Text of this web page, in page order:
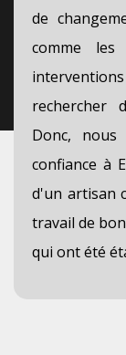
de
comme
rechercher
Donc,
confiance à
d'un artisan
travail de
qui ont été